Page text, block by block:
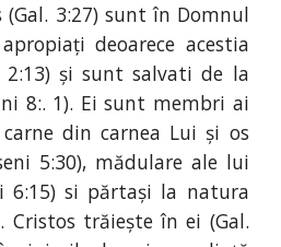
3:27) sunt în Domnul
deoarece acestia
2:13) și sunt salvati de la
8:. 1). Ei sunt membri ai
din carnea Lui și os
5:30), mădulare ale lui
6:15) si părtași la natura
Cristos trăiește în ei (Gal.